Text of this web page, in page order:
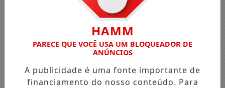
HAMM
PARECE QUE VOCÊ USA UM BLOQUEADOR DE
ANÚNCIOS
A publicidade é uma fonte importante de
financiamento do nosso conteúdo. Para